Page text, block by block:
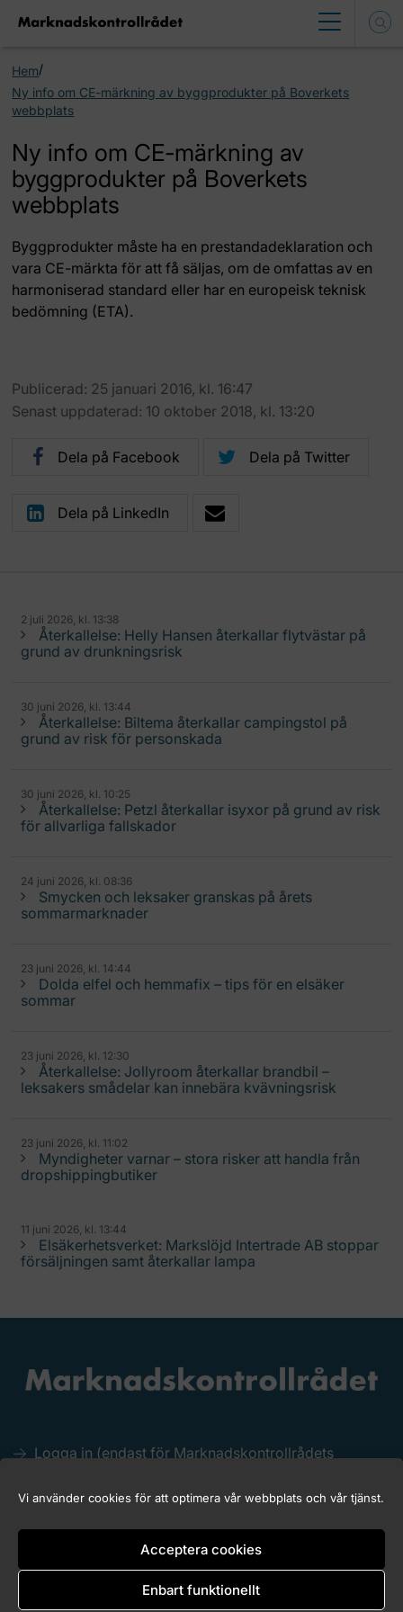
Vi använder cookies för att optimera vår webbplats och vår tjänst.
Acceptera cookies
Enbart funktionellt
Hem/
Ny info om CE-märkning av byggprodukter på Boverkets
webbplats
Ny info om CE-märkning av
byggprodukter på Boverkets
webbplats
Byggprodukter måste ha en prestandadeklaration och
vara CE-märkta för att få säljas, om de omfattas av en
harmoniserad standard eller har en europeisk teknisk
bedömning (ETA).
Publicerad: 25 januari 2016, kl. 16:47
Senast uppdaterad: 10 oktober 2018, kl. 13:20
Dela på Facebook Dela på Twitter
Dela på LinkedIn
2 juli 2026, kl. 13:38
Återkallelse: Helly Hansen återkallar flytvästar på
grund av drunkningsrisk
30 juni 2026, kl. 13:44
Återkallelse: Biltema återkallar campingstol på
grund av risk för personskada
30 juni 2026, kl. 10:25
Återkallelse: Petzl återkallar isyxor på grund av risk
för allvarliga fallskador
24 juni 2026, kl. 08:36
Smycken och leksaker granskas på årets
sommarmarknader
23 juni 2026, kl. 14:44
Dolda elfel och hemmafix – tips för en elsäker
sommar
23 juni 2026, kl. 12:30
Återkallelse: Jollyroom återkallar brandbil –
leksakers smådelar kan innebära kvävningsrisk
23 juni 2026, kl. 11:02
Myndigheter varnar – stora risker att handla från
dropshippingbutiker
11 juni 2026, kl. 13:44
Elsäkerhetsverket: Markslöjd Intertrade AB stoppar
försäljningen samt återkallar lampa
Logga in (endast för Marknadskontrollrådets
Kakor (Cookies)